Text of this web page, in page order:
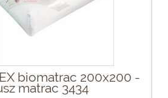
biomatrac 200x200 -
matrac 3434